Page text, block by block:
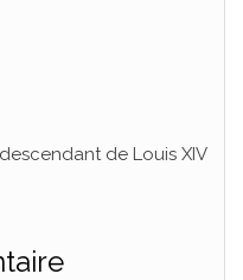
de Louis XIV